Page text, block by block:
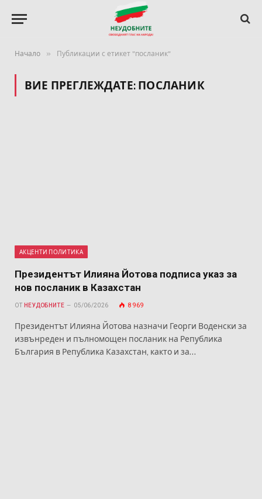
Начало » Публикации с етикет "посланик"
ВИЕ ПРЕГЛЕЖДАТЕ: ПОСЛАНИК
АКЦЕНТИ ПОЛИТИКА
Президентът Илияна Йотова подписа указ за
нов посланик в Казахстан
ОТ НЕУДОБНИТЕ 05/06/2026 8 969
Президентът Илияна Йотова назначи Георги Воденски за
извънреден и пълномощен посланик на Република
България в Република Казахстан, както и за…